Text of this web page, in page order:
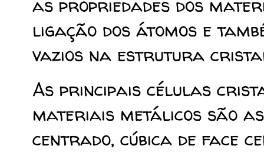
as propriedades dos
ligação dos átomos e
vazios na estrutura
As principais células
materiais metálicos são
centrado, cúbica de face